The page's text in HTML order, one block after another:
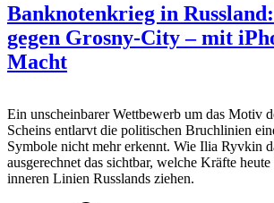
Banknotenkrieg in
gegen Grosny-City – mit
Macht
Ein unscheinbarer Wettbewerb um das Motiv
Scheins entlarvt die politischen Bruchlinien
Symbole nicht mehr erkennt. Wie Ilia Ryvkin
ausgerechnet das sichtbar, welche Kräfte
inneren Linien Russlands ziehen.